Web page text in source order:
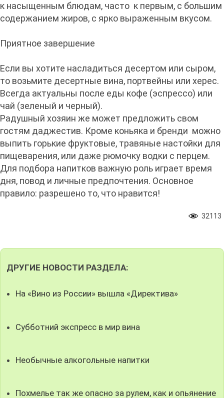
к насыщенным блюдам, часто к первым, с большим
содержанием жиров, с ярко выраженным вкусом.
Приятное завершение
Если вы хотите насладиться десертом или сыром,
то возьмите десертные вина, портвейны или херес.
Всегда актуальны после еды кофе (эспрессо) или
чай (зеленый и черный).
Радушный хозяин же может предложить свом
гостям даджестив. Кроме коньяка и бренди можно
выпить горькие фруктовые, травяные настойки для
пищеварения, или даже рюмочку водки с перцем.
Для подбора напитков важную роль играет время
дня, повод и личные предпочтения. Основное
правило: разрешено то, что нравится!
32113
ДРУГИЕ НОВОСТИ РАЗДЕЛА:
На «Вино из России» вышла «Директива»
Субботний экспресс в мир вина
Необычные алкогольные напитки
Похмелье так же опасно за рулем, как и опьянение